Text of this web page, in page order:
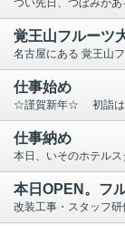
覚王山フルー
仕事始め
仕事納め
本日OPEN。フ